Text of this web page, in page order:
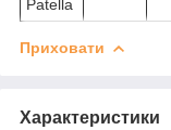
Patella
Приховати
Характеристики